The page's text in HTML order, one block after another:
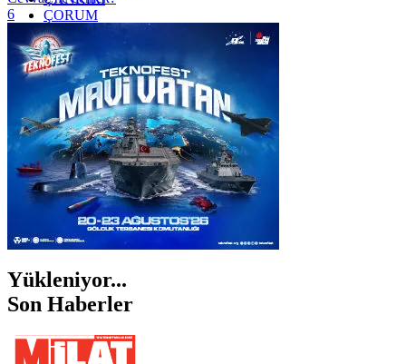
ÇORUM
İSTANBUL
İZMİR
ŞANLIURFA
ŞIRNAK
6
Yükleniyor...
Son Haberler